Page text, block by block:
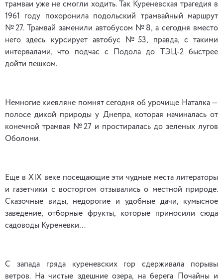
трамваи уже не смогли ходить. Так Куреневская трагедия в
1961 году похоронила подольский трамвайный маршрут
№27. Трамвай заменили автобусом №8, а сегодня вместо
него здесь курсирует автобус №53, правда, с такими
интервалами, что подчас с Подола до ТЭЦ-2 быстрее
дойти пешком.
Немногие киевляне помнят сегодня об урочище Наталка —
полосе дикой природы у Днепра, которая начиналась от
конечной трамвая №27 и простиралась до зеленых лугов
Оболони.
Еще в XIX веке посещающие эти чудные места литераторы
и газетчики с восторгом отзывались о местной природе.
Сказочные виды, недорогие и удобные дачи, кумысное
заведение, отборные фрукты, которые приносили сюда
садоводы Куреневки…
С запада гряда куреневских гор сдерживала порывы
ветров. На чистые здешние озера, на берега Почайны и